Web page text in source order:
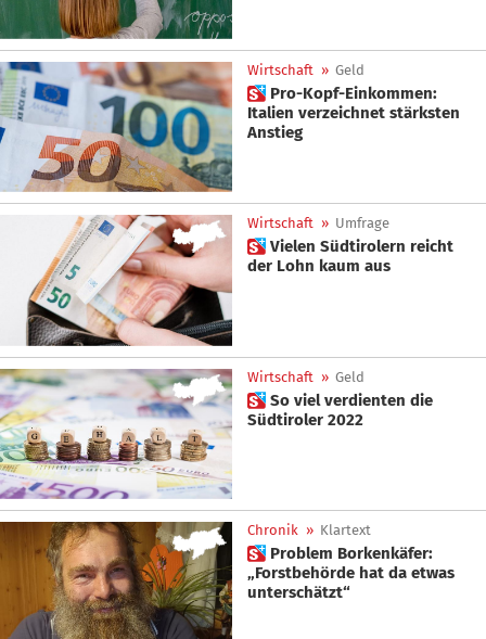
Wirtschaft » Geld
 Pro-Kopf-Einkommen:
Italien verzeichnet stärksten
Anstieg
Wirtschaft » Umfrage
 Vielen Südtirolern reicht
der Lohn kaum aus
Wirtschaft » Geld
 So viel verdienten die
Südtiroler 2022
Chronik » Klartext
 Problem Borkenkäfer:
„Forstbehörde hat da etwas
unterschätzt“